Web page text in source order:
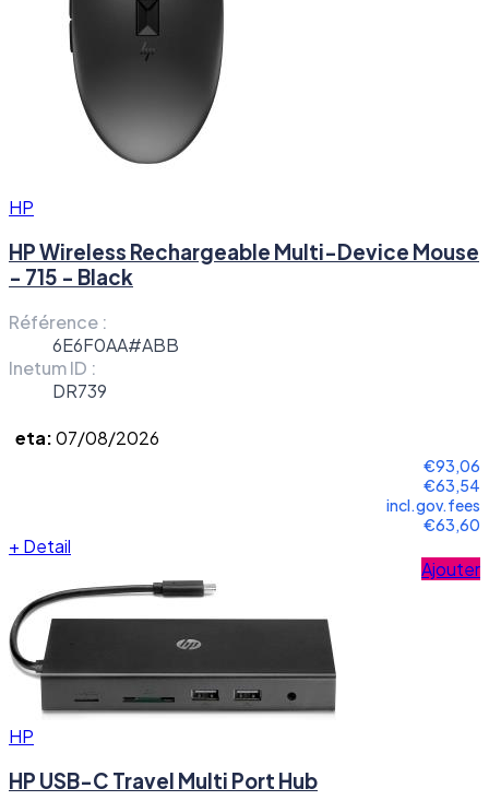
HP
HP Wireless Rechargeable Multi-Device Mouse
- 715 - Black
Référence :
6E6F0AA#ABB
Inetum ID :
DR739
eta:07/08/2026
€93,06
€63,54
incl.gov.fees
€63,60
+ Detail
Ajouter
HP
HP USB-C Travel Multi Port Hub